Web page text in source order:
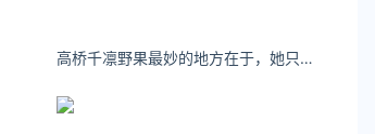
高桥千凛野果最妙的地方在于，她只属于偶遇她的人